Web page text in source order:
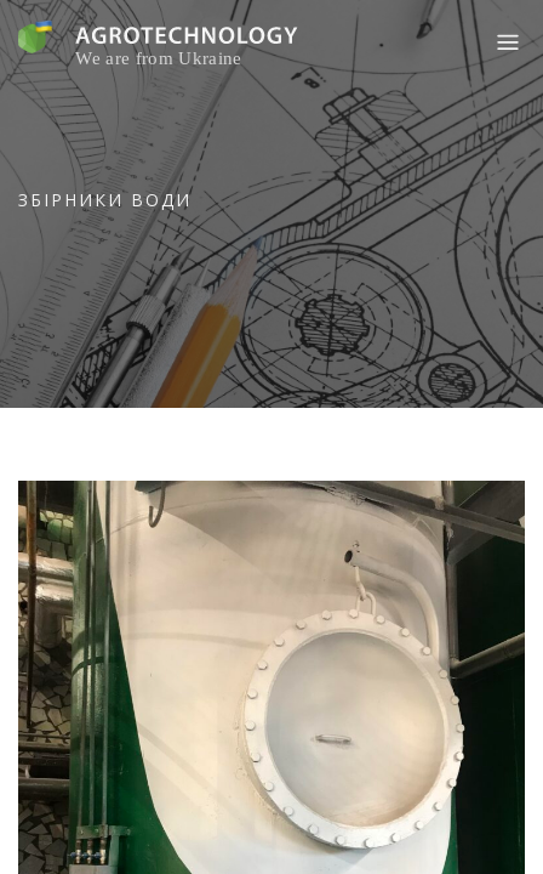
Skip
content
ЗБІРНИКИ ВОДИ